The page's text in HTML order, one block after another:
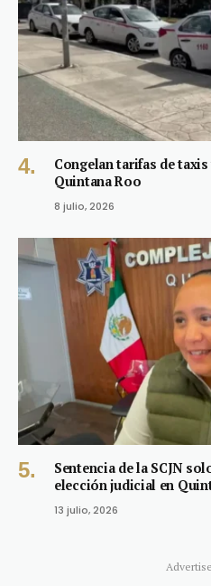
Congelan tarifas de
Quintana Roo
8 julio, 2026
Sentencia de la SCJN
elección judicial en
13 julio, 2026